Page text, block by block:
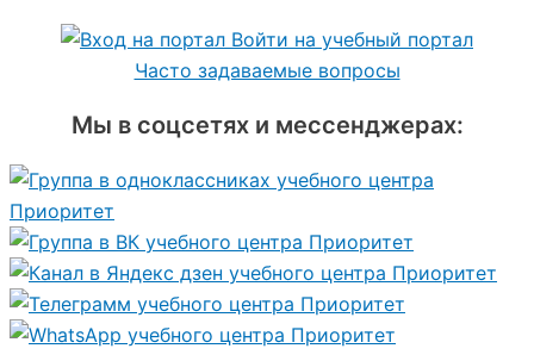
Войти на учебный портал
Часто задаваемые вопросы
Мы в соцсетях и мессенджерах: